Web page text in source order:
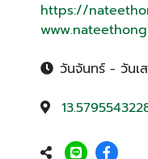
https://
วันจันทร์ - วันเ